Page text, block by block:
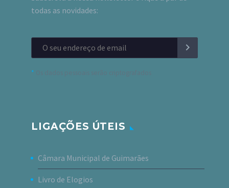
todas as novidades:
*
LIGAÇÕES ÚTEIS
Câmara Municipal de Guimarães
Livro de Elogios